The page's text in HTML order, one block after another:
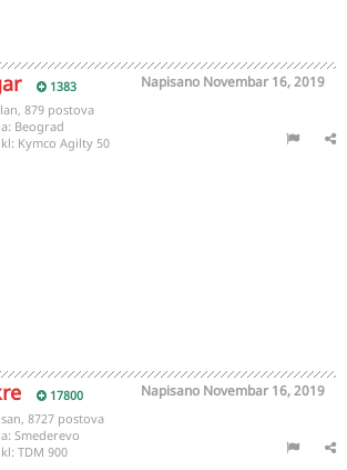
1383 Napisano Novembar 16, 2019
879 postova
Beograd
Kymco Agilty 50
17800 Napisano Novembar 16, 2019
8727 postova
Smederevo
TDM 900